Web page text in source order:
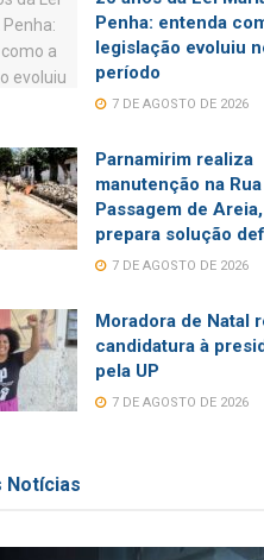
Penha: entenda
legislação evoluiu
período
7 DE AGOSTO DE 2026
Parnamirim realiza
manutenção na
Passagem de
prepara solução
7 DE AGOSTO DE 2026
Moradora de Natal
candidatura à
pela UP
7 DE AGOSTO DE 2026
Notícias